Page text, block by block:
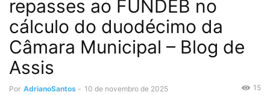
repasses ao FUNDEB no
cálculo do duodécimo da
Câmara Municipal – Blog de
Assis
Por AdrianoSantos - 10 de novembro de 2025 15